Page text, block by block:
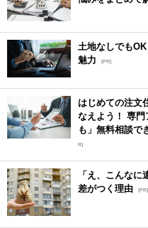
土地なしでも
魅力
[PR]
はじめての注文
なえよう！ 専
も」無料相談で
R]
「え、こんな
差がつく理由 [PR]